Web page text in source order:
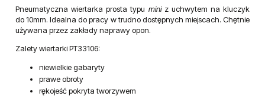
Pneumatyczna wiertarka prosta typu miniz uchwytem na kluczyk
do 10mm. Idealna do pracy w trudno dostępnych miejscach. Chętnie
używana przez zakłady naprawy opon.
Zalety wiertarki PT33106:
niewielkie gabaryty
prawe obroty
rękojeść pokryta tworzywem